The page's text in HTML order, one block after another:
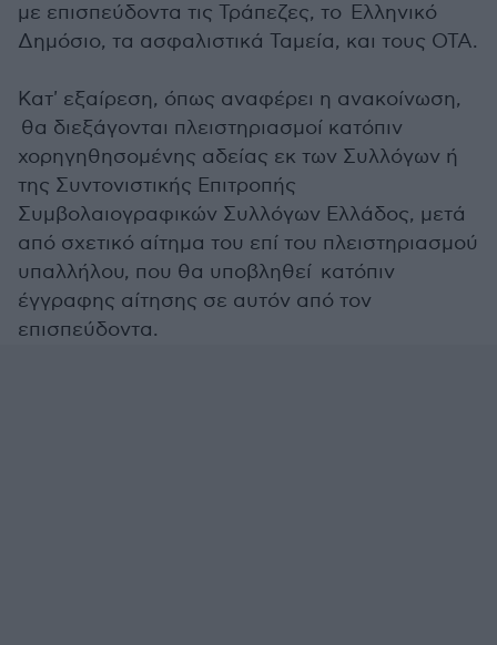
με επισπεύδοντα τις Τράπεζες, το Ελληνικό
Δημόσιο, τα ασφαλιστικά Ταμεία, και τους ΟΤΑ.
Κατ' εξαίρεση, όπως αναφέρει η ανακοίνωση,
θα διεξάγονται πλειστηριασμοί κατόπιν
χορηγηθησο­μένης αδείας εκ των Συλλόγων ή
της Συντο­νιστικής Επιτροπής
Συμβολαιογραφικών Συλλόγων Ελλάδος, μετά
από σχετικό αίτημα του επί του πλειστηριασμού
υπαλλήλου, που θα υποβληθεί κατόπιν
έγγραφης αίτησης σε αυτόν από τον
επισπεύδοντα.